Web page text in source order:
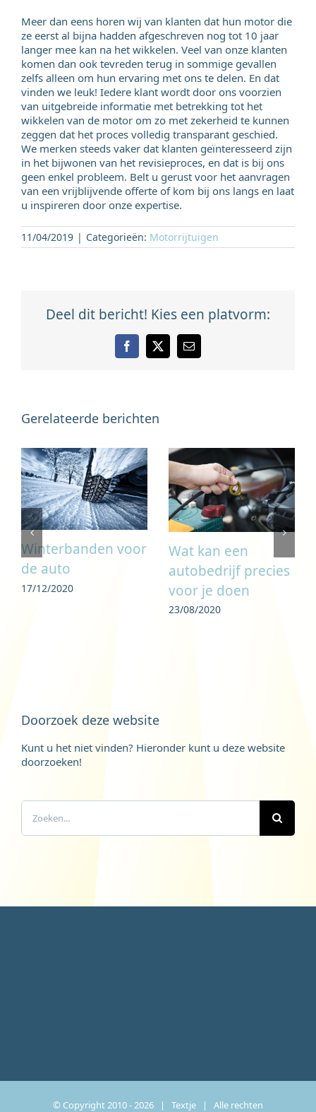
Meer dan eens horen wij van klanten dat hun motor die
ze eerst al bijna hadden afgeschreven nog tot 10 jaar
langer mee kan na het wikkelen. Veel van onze klanten
komen dan ook tevreden terug in sommige gevallen
zelfs alleen om hun ervaring met ons te delen. En dat
vinden we leuk! Iedere klant wordt door ons voorzien
van uitgebreide informatie met betrekking tot het
wikkelen van de motor om zo met zekerheid te kunnen
zeggen dat het proces volledig transparant geschied.
We merken steeds vaker dat klanten geïnteresseerd zijn
in het bijwonen van het revisieproces, en dat is bij ons
geen enkel probleem. Belt u gerust voor het aanvragen
van een vrijblijvende offerte of kom bij ons langs en laat
u inspireren door onze expertise.
11/04/2019 | Categorieën: Motorrijtuigen
Deel dit bericht! Kies een platvorm:
Facebook
X
E-
Gerelateerde berichten
Winterbanden voor
de auto
17/12/2020
Wat kan een
autobedrijf precies
voor je doen
23/08/2020
Doorzoek deze website
Kunt u het niet vinden? Hieronder kunt u deze website
doorzoeken!
Zoeken
naar:
© Copyright 2010 -2026 | Textje | Alle rechten